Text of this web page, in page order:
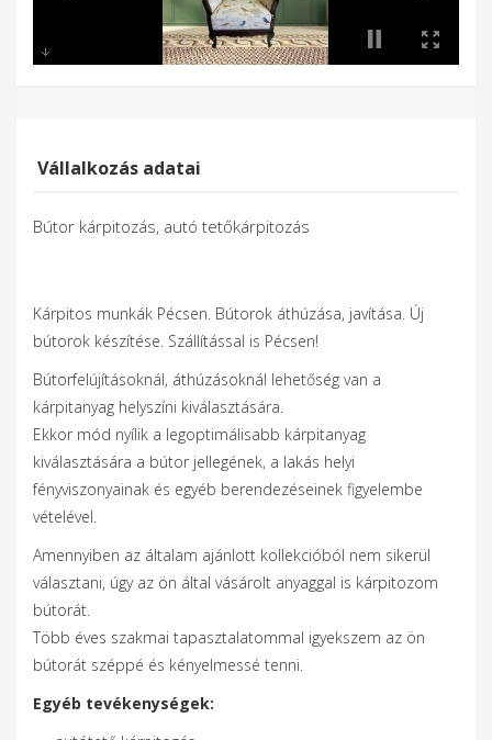
Vállalkozás adatai
Bútor kárpitozás, autó tetőkárpitozás
Kárpitos munkák Pécsen. Bútorok áthúzása, javítása. Új
bútorok készítése. Szállítással is Pécsen!
Bútorfelújításoknál, áthúzásoknál lehetőség van a
kárpitanyag helyszíni kiválasztására.
Ekkor mód nyílik a legoptimálisabb kárpitanyag
kiválasztására a bútor jellegének, a lakás helyi
fényviszonyainak és egyéb berendezéseinek figyelembe
vételével.
Amennyiben az általam ajánlott kollekcióból nem sikerül
választani, úgy az ön által vásárolt anyaggal is kárpitozom
bútorát.
Több éves szakmai tapasztalatommal igyekszem az ön
bútorát széppé és kényelmessé tenni.
Egyéb tevékenységek: